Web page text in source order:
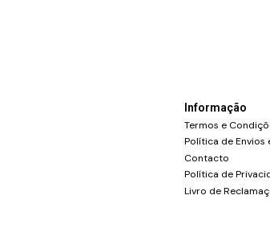
Informação
Termos e
Política de Envios
Contacto
Política de
Livro de